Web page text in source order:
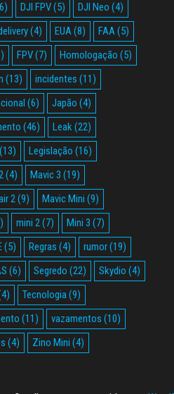
DJI FPV(5) DJI Neo (4)
(4) EUA(8) FAA(5)
FPV(7) Homologação (5)
(13) incidentes (11)
(6) Japão (4)
(46) Leak(22)
(13) Legislação (16)
(4) Mavic 3 (19)
2(9) Mavic Mini (9)
mini 2(7) Mini 3 (7)
(5) Regras (4) rumor(19)
(6) Segredo (22) Skydio (4)
Tecnologia(9)
(11) vazamentos (10)
(4) Zino Mini (4)